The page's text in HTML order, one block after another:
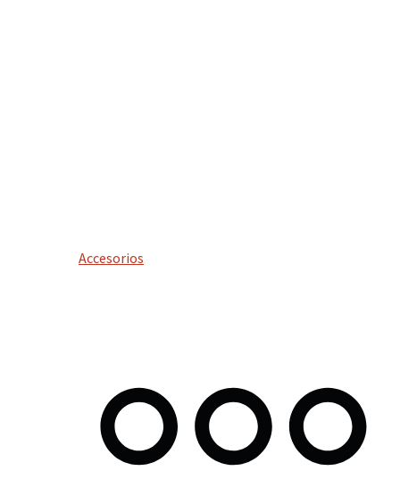
Accesorios